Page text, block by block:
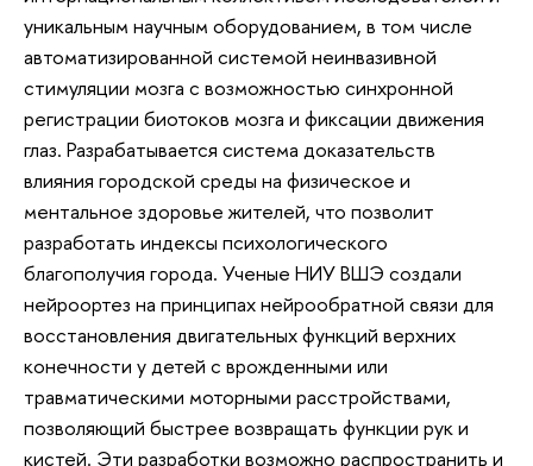
уникальным научным оборудованием, в том числе
автоматизированной системой неинвазивной
стимуляции мозга с возможностью синхронной
регистрации биотоков мозга и фиксации движения
глаз. Разрабатывается система доказательств
влияния городской среды на физическое и
ментальное здоровье жителей, что позволит
разработать индексы психологического
благополучия города. Ученые НИУ ВШЭ создали
нейроортез на принципах нейрообратной связи для
восстановления двигательных функций верхних
конечности у детей с врожденными или
травматическими моторными расстройствами,
позволяющий быстрее возвращать функции рук и
кистей. Эти разработки возможно распространить и